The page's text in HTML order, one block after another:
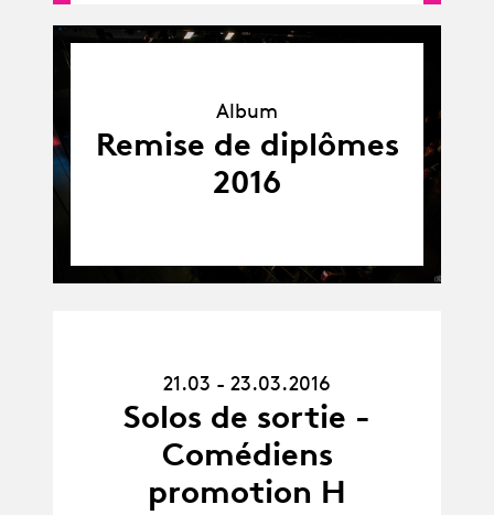
Album
Remise de diplômes
2016
21.03 - 23.03.2016
Solos de sortie -
Comédiens
promotion H